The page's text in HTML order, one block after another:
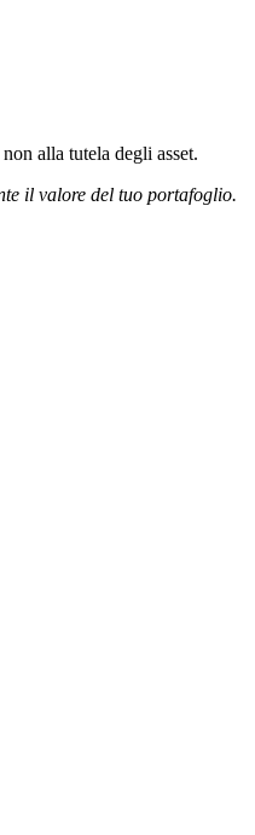
alla tutela degli asset.
il valore del tuo portafoglio.